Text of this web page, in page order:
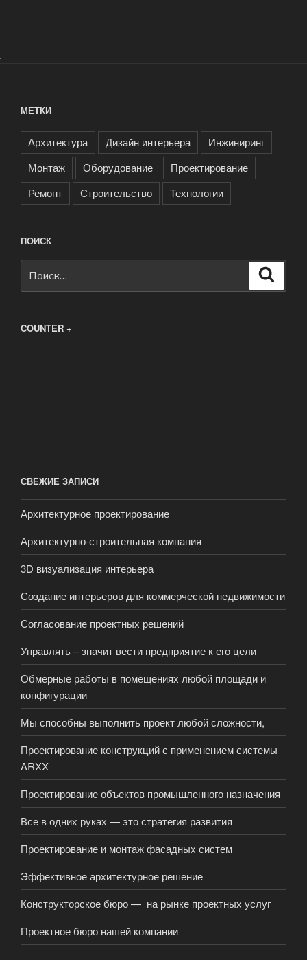
.
МЕТКИ
Архитектура Дизайн интерьера
Инжиниринг
Монтаж
Оборудование
Проектирование
Ремонт
Строительство Технологии
ПОИСК
COUNTER +
СВЕЖИЕ ЗАПИСИ
Архитектурное проектирование
Архитектурно-строительная компания
3D визуализация интерьера
Создание интерьеров для коммерческой недвижимости
Согласование проектных решений
Управлять – значит вести предприятие к его цели
Обмерные работы в помещениях любой площади и
конфигурации
Мы способны выполнить проект любой сложности,
Проектирование конструкций с применением системы
ARXX
Проектирование объектов промышленного назначения
Все в одних руках — это стратегия развития
Проектирование и монтаж фасадных систем
Эффективное архитектурное решение
Конструкторское бюро — на рынке проектных услуг
Проектное бюро нашей компании